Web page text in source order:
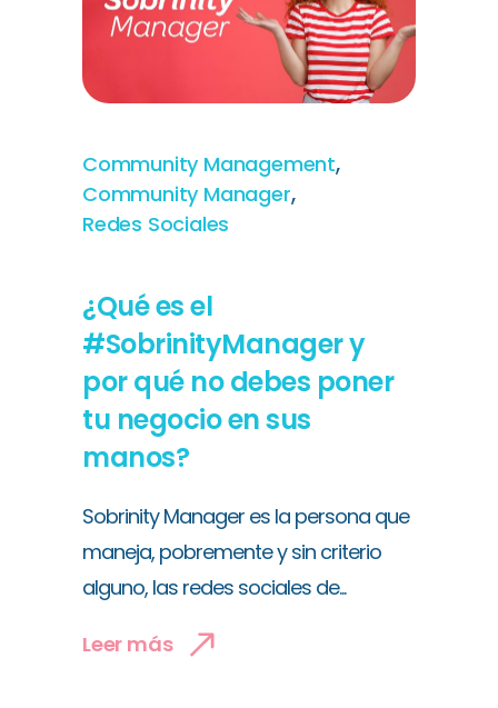
Community Management,
Community Manager,
Redes Sociales
¿Qué es el
#SobrinityManager y
por qué no debes poner
tu negocio en sus
manos?
Sobrinity Manager es la persona que
maneja, pobremente y sin criterio
alguno, las redes sociales de...
Leer más